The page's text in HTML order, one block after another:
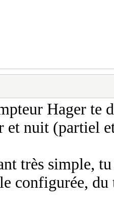
Hager te
et nuit (partiel
très simple,
configurée, du